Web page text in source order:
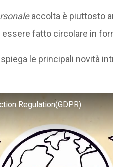
accolta è piuttosto
fatto circolare in
le principali novità
Regulation(GDPR)